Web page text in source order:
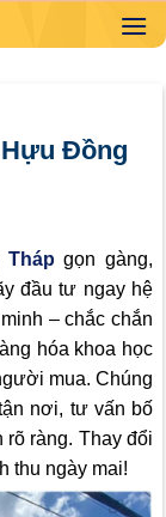
Đồng
gọn gàng,
đầu tư ngay hệ
– chắc chắn
hóa khoa học
mua. Chúng
nơi, tư vấn bố
rõ ràng. Thay đổi
thu ngày mai!